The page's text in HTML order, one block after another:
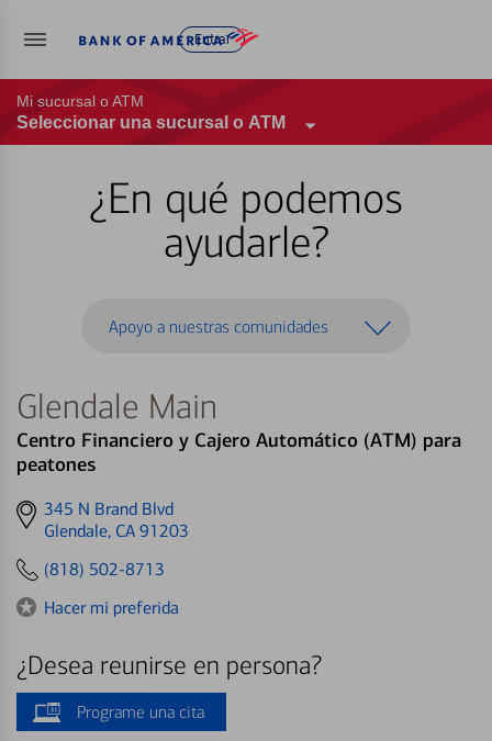
Entrar
Mi sucursal o ATM
Seleccionar una sucursal o ATM
¿En qué podemos
ayudarle?
Apoyo a nuestras comunidades
Glendale Main
Centro Financiero y Cajero Automático (ATM) para
peatones
Get
directions
345 N Brand Blvd
Glendale, CA 91203
(818) 502-8713
Hacer mi preferida
¿Desea reunirse en persona?
Programe una cita